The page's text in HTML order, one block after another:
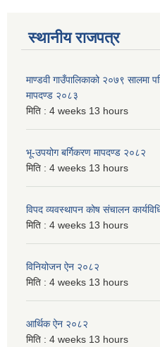
स्थानीय राजपत्र
माण्डवी गाउँपालिकाको २०७९ सालमा
मापदण्ड २०८३
मिति : 4 weeks 13 hours
भू-उपयोग बर्गिकरण मापदण्ड २०८२
मिति : 4 weeks 13 hours
विपद व्यवस्थापन कोष संचालन
मिति : 4 weeks 13 hours
विनियोजन ऐन २०८२
मिति : 4 weeks 13 hours
आर्थिक ऐन २०८२
मिति : 4 weeks 13 hours